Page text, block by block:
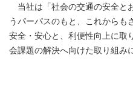
当社は「社会の交通の安全と
うパーパスのもと、これからも
安全・安心と、利便性向上に取
会課題の解決へ向けた取り組み